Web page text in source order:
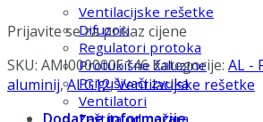
Ventilacijske rešetke
Difuzori
Regulatori protoka
Protukišne žaluzine
Prigušivači zvuka
Ventilatori
Zaštita od požara
Prijavite se za prikaz cijene
SKU: AMI0000005146 Kategorije: AL -
aluminij,ALG12,Ventilacijske rešetke